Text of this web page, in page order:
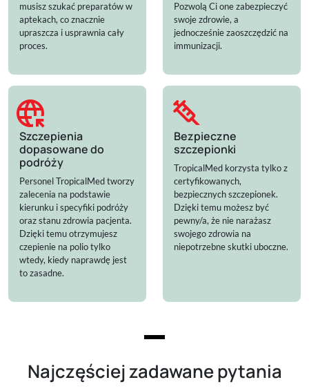
musisz szukać preparatów w
aptekach, co znacznie
upraszcza i usprawnia cały
proces.
Pozwolą Ci one zabezpieczyć
swoje zdrowie, a
jednocześnie zaoszczędzić na
immunizacji.
captive_portal
Szczepienia
dopasowane do
podróży
Personel TropicalMed tworzy
zalecenia na podstawie
kierunku i specyfiki podróży
oraz stanu zdrowia pacjenta.
Dzięki temu otrzymujesz
czepienie na polio tylko
wtedy, kiedy naprawdę jest
to zasadne.
syringe
Bezpieczne
szczepionki
TropicalMed korzysta tylko z
certyfikowanych,
bezpiecznych szczepionek.
Dzięki temu możesz być
pewny/a, że nie narażasz
swojego zdrowia na
niepotrzebne skutki uboczne.
Najczęściej zadawane pytania